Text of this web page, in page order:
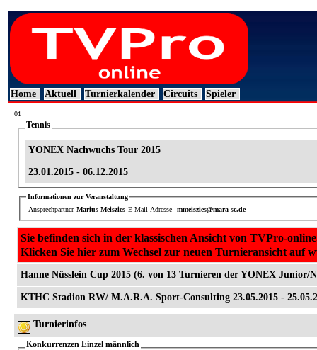
Home Aktuell Turnierkalender Circuits Spieler
01
Tennis
YONEX Nachwuchs Tour 2015
23.01.2015 - 06.12.2015
Informationen zur Veranstaltung
Ansprechpartner Marius Meiszies E-Mail-Adresse mmeiszies@mara-sc.de
Sie befinden sich in der klassischen Ansicht von TVPro-
Klicken Sie hier zum Wechsel zur neuen Turnieransicht auf
Hanne Nüsslein Cup 2015 (6. von 13 Turnieren der YONEX Junior/
KTHC Stadion RW/ M.A.R.A. Sport-Consulting 23.05.2015 -
Turnierinfos
Konkurrenzen Einzel männlich